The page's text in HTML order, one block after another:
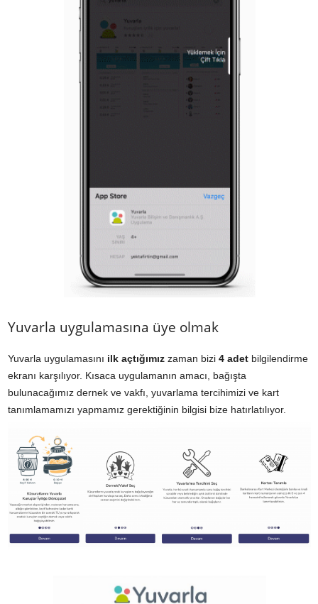
Yuvarla uygulamasına üye olmak
Yuvarla uygulamasını ilk açtığımız zaman bizi 4 adet bilgilendirme
ekranı karşılıyor. Kısaca uygulamanın amacı, bağışta
bulunacağımız dernek ve vakfı, yuvarlama tercihimizi ve kart
tanımlamamızı yapmamız gerektiğinin bilgisi bize hatırlatılıyor.